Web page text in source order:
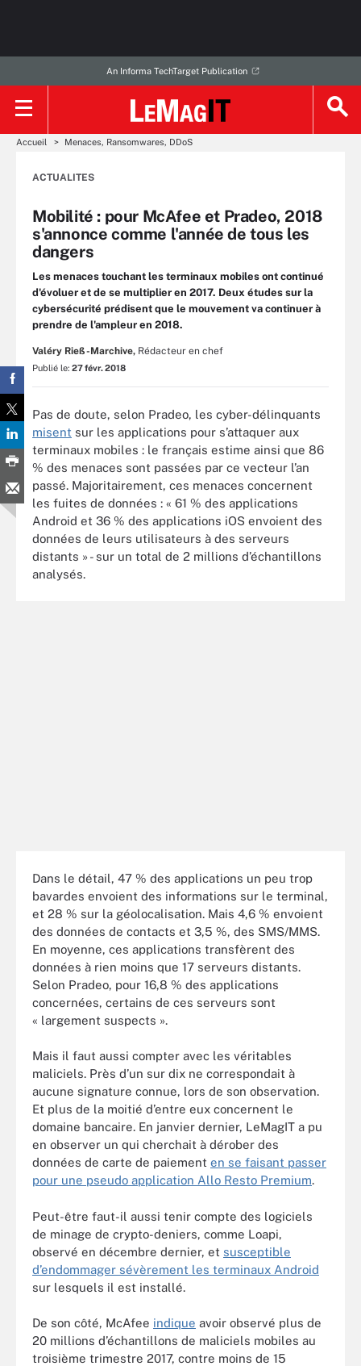
An Informa TechTarget Publication
Accueil Menaces, Ransomwares, DDoS
ACTUALITES
Mobilité : pour McAfee et Pradeo, 2018
s'annonce comme l'année de tous les
dangers
Les menaces touchant les terminaux mobiles ont continué
d'évoluer et de se multiplier en 2017. Deux études sur la
cybersécurité prédisent que le mouvement va continuer à
prendre de l'ampleur en 2018.
Valéry Rieß-Marchive, Rédacteur en chef
Publié le: 27 févr. 2018
Pas de doute, selon Pradeo, les cyber-délinquants
misent sur les applications pour s’attaquer aux
terminaux mobiles : le français estime ainsi que 86
% des menaces sont passées par ce vecteur l’an
passé. Majoritairement, ces menaces concernent
les fuites de données : « 61 % des applications
Android et 36 % des applications iOS envoient des
données de leurs utilisateurs à des serveurs
distants » - sur un total de 2 millions d’échantillons
analysés.
Dans le détail, 47 % des applications un peu trop
bavardes envoient des informations sur le terminal,
et 28 % sur la géolocalisation. Mais 4,6 % envoient
des données de contacts et 3,5 %, des SMS/MMS.
En moyenne, ces applications transfèrent des
données à rien moins que 17 serveurs distants.
Selon Pradeo, pour 16,8 % des applications
concernées, certains de ces serveurs sont
« largement suspects ».
Mais il faut aussi compter avec les véritables
maliciels. Près d’un sur dix ne correspondait à
aucune signature connue, lors de son observation.
Et plus de la moitié d’entre eux concernent le
domaine bancaire. En janvier dernier, LeMagIT a pu
en observer un qui cherchait à dérober des
données de carte de paiement en se faisant passer
pour une pseudo application Allo Resto Premium.
Peut-être faut-il aussi tenir compte des logiciels
de minage de crypto-deniers, comme Loapi,
observé en décembre dernier, et susceptible
d’endommager sévèrement les terminaux Android
sur lesquels il est installé.
De son côté, McAfee indique avoir observé plus de
20 millions d’échantillons de maliciels mobiles au
troisième trimestre 2017, contre moins de 15